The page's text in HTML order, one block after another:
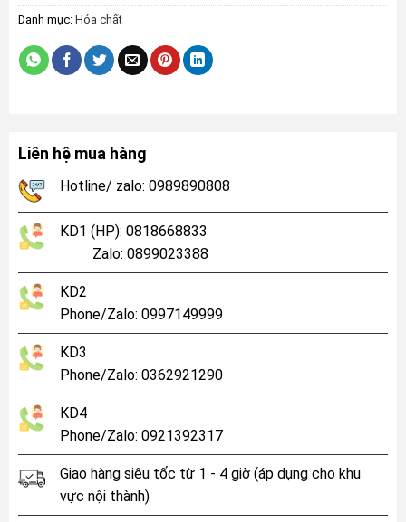
Danh mục: Hóa chất
Liên hệ mua hàng
Hotline/ zalo: 0989890808
KD1 (HP): 0818668833
Zalo: 0899023388
KD2
Phone/Zalo: 0997149999
KD3
Phone/Zalo: 0362921290
KD4
Phone/Zalo: 0921392317
Giao hàng siêu tốc từ 1 - 4 giờ (áp dụng cho khu
vực nội thành)